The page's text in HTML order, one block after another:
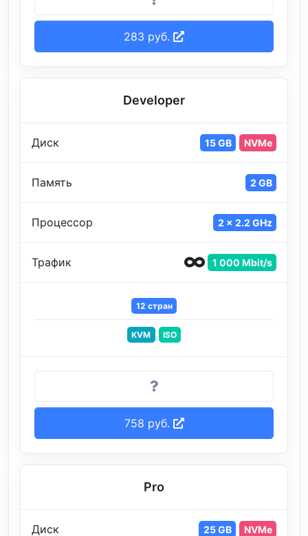
283 руб.
Developer
Диск 15 GB NVMe
Память 2 GB
Процессор 2 x 2.2 GHz
Трафик 1 000 Mbit/s
12 стран
KVM ISO
758 руб.
Pro
Диск 25 GB NVMe